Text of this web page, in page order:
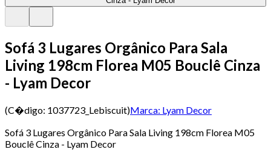
Sofá 3 Lugares Orgânico Para Sala
Living 198cm Florea M05 Bouclê Cinza
- Lyam Decor
(C�digo: 1037723_Lebiscuit)Marca: Lyam Decor
Sofá 3 Lugares Orgânico Para Sala Living 198cm Florea M05
Bouclê Cinza - Lyam Decor